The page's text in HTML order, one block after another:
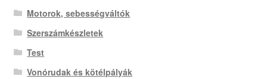
Motorok, sebességváltók
Szerszámkészletek
Test
Vonórudak és kötélpályák